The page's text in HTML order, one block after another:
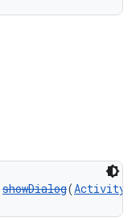
showDialog(Activity